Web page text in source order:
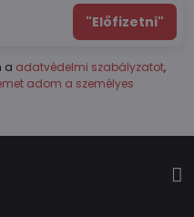
"Előfizetni"
a adatvédelmi szabályzatot,
adom a személyes